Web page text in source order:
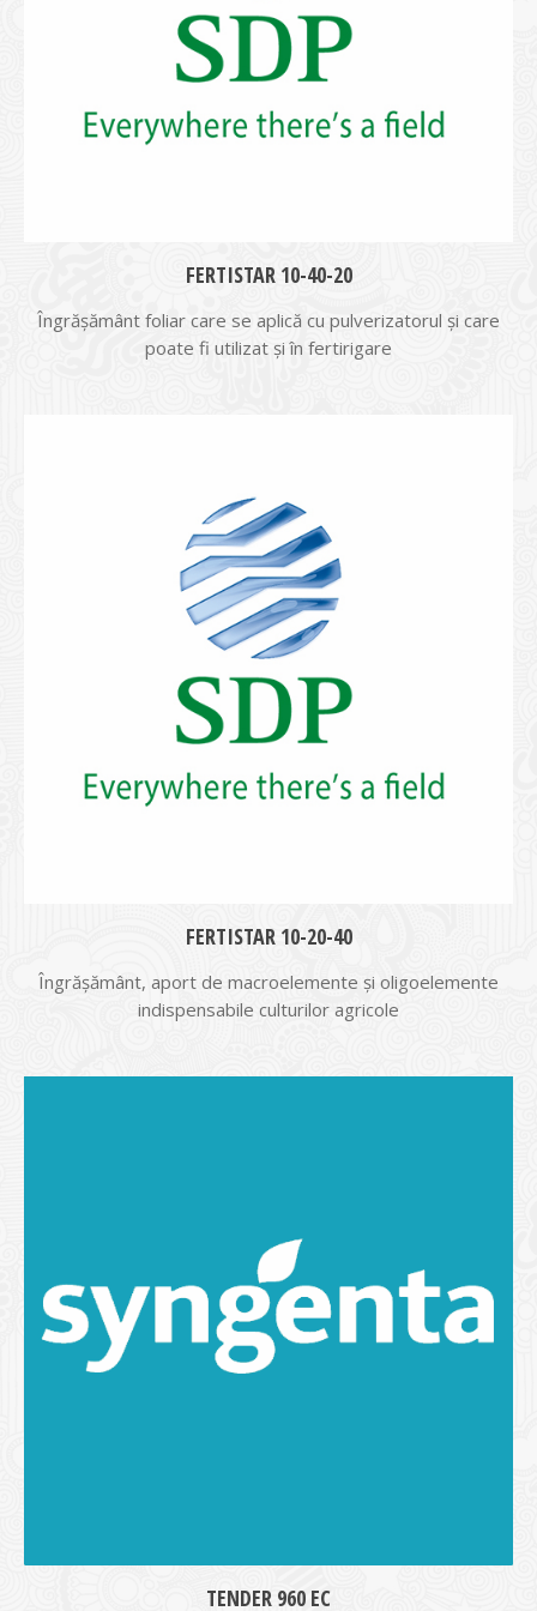
FERTISTAR 10-40-20
Îngrășământ foliar care se aplică cu pulverizatorul și care
poate fi utilizat și în fertirigare
FERTISTAR 10-20-40
Îngrășământ, aport de macroelemente și oligoelemente
indispensabile culturilor agricole
TENDER 960 EC